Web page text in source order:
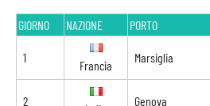
GIORNO NAZIONE PORTO
1
Francia
Marsiglia
2 Genova